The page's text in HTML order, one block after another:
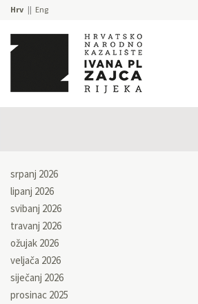
Hrv Eng
srpanj 2026
lipanj 2026
svibanj 2026
travanj 2026
ožujak 2026
veljača 2026
siječanj 2026
prosinac 2025